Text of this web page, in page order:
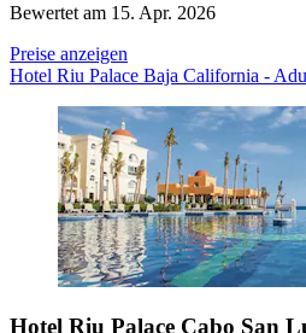
Bewertet am 15. Apr. 2026
Preise anzeigen
Hotel Riu Palace Baja California -
Hotel Riu Palace Cabo San